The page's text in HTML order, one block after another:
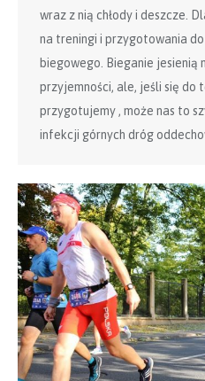
wraz z nią chłody i deszcze.
na treningi i przygotowania
biegowego. Bieganie jesienią
przyjemności, ale, jeśli się do
przygotujemy , może nas to
infekcji górnych dróg